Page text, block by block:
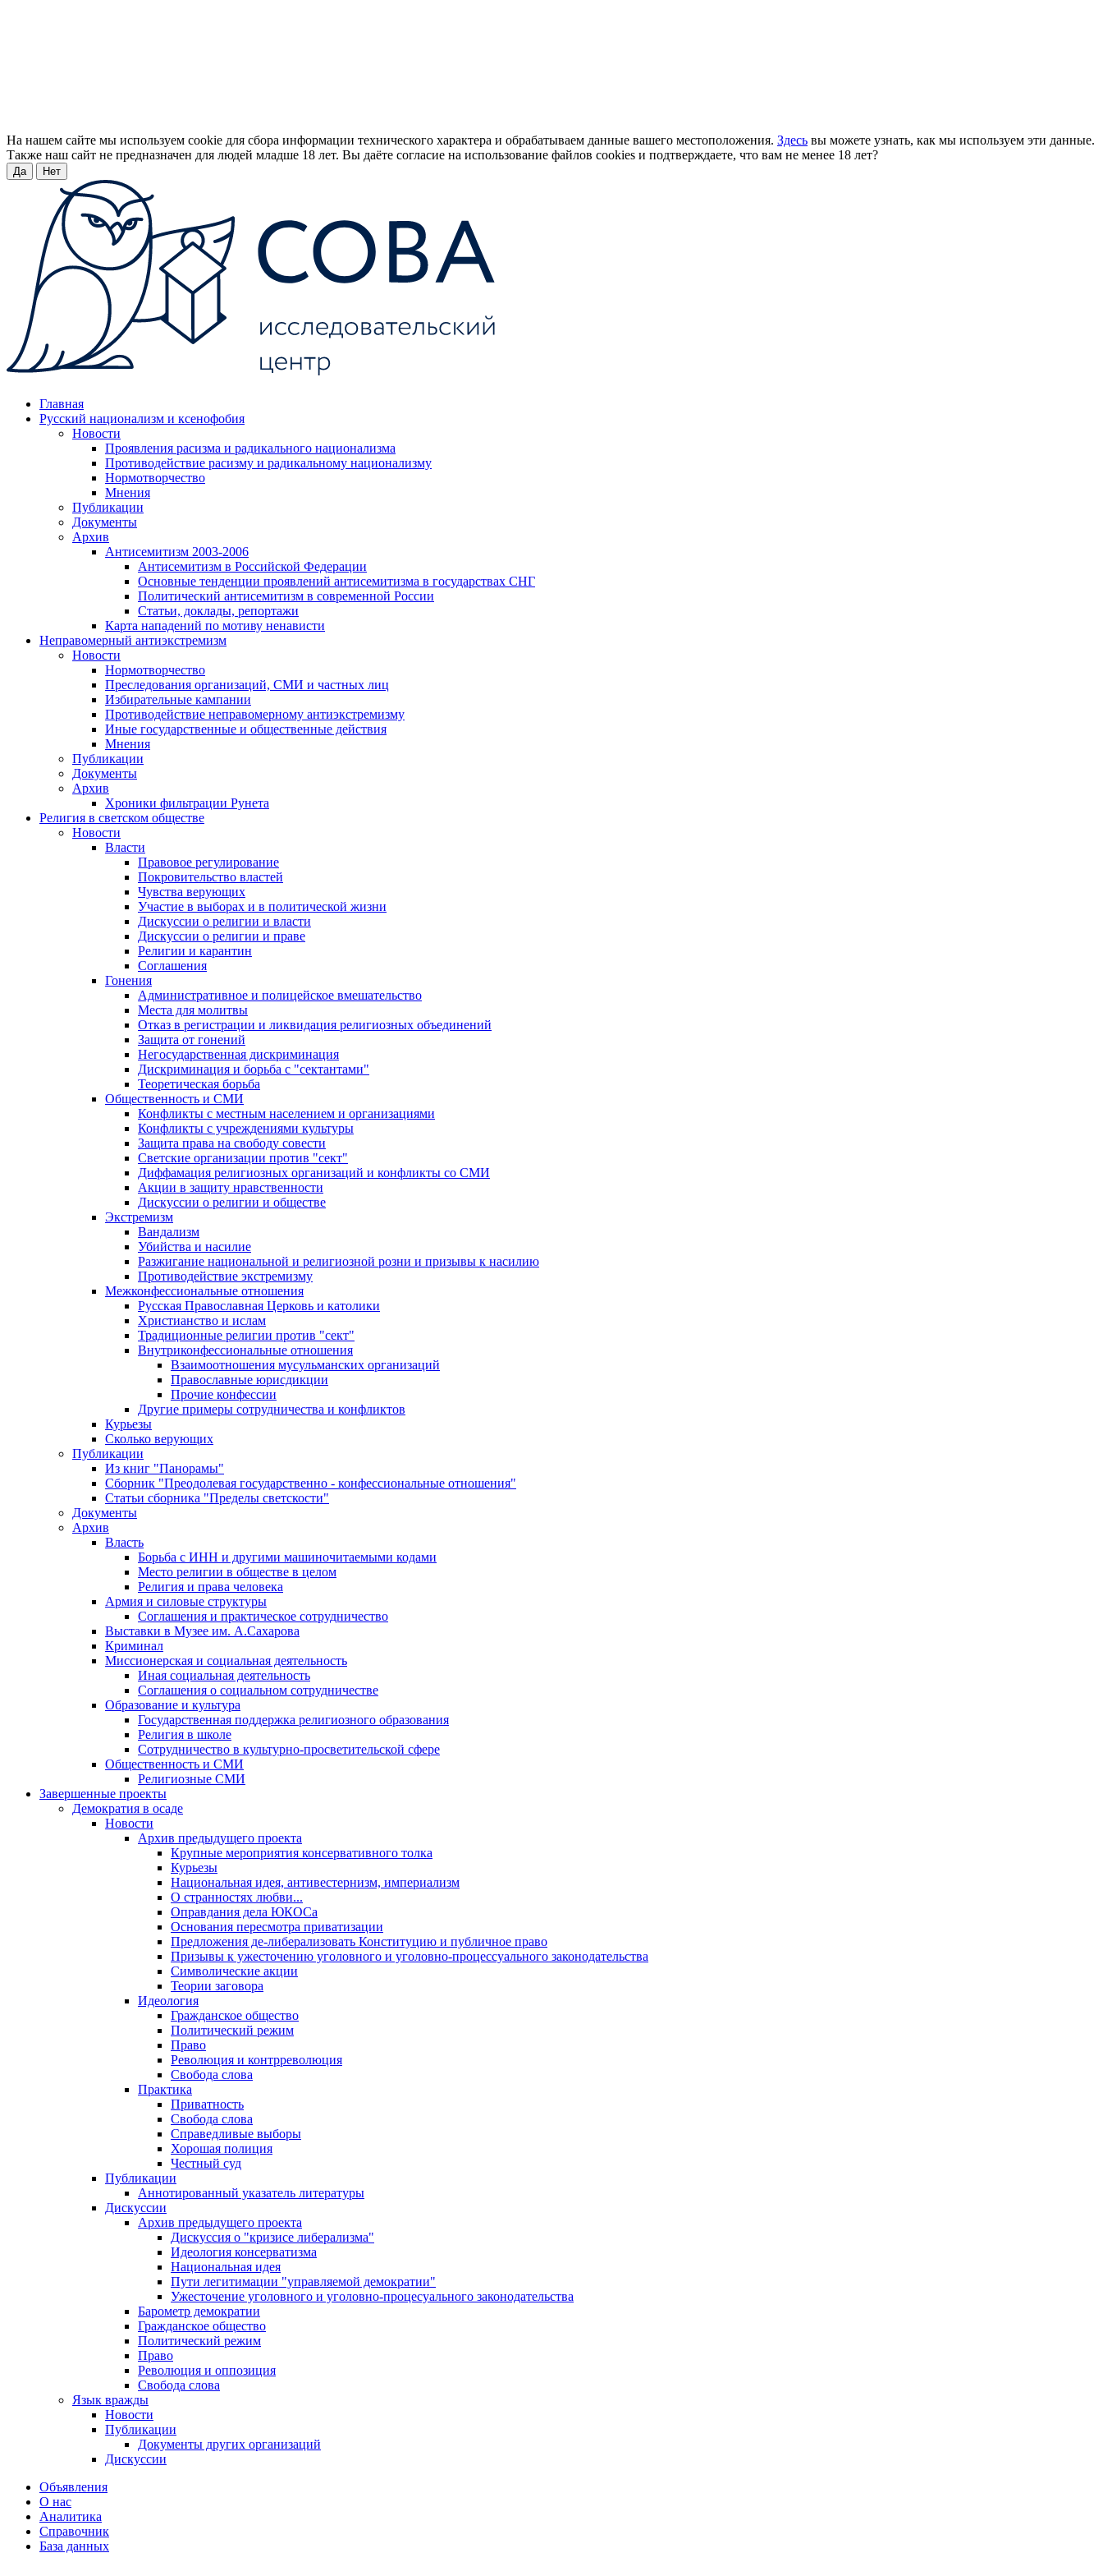
На нашем сайте мы используем cookie для сбора информации технического характера и обрабатываем данные вашего местоположения. Здесь вы можете узнать, как мы используем эти данные.
Также наш сайт не предназначен для людей младше 18 лет. Вы даёте согласие на использование файлов cookies и подтверждаете, что вам не менее 18 лет?
Да Нет
Главная
Русский национализм и ксенофобия
Новости
Проявления расизма и радикального национализма
Противодействие расизму и радикальному национализму
Нормотворчество
Мнения
Публикации
Документы
Архив
Антисемитизм 2003-2006
Антисемитизм в Российской Федерации
Основные тенденции проявлений антисемитизма в государствах СНГ
Политический антисемитизм в современной России
Статьи, доклады, репортажи
Карта нападений по мотиву ненависти
Неправомерный антиэкстремизм
Новости
Нормотворчество
Преследования организаций, СМИ и частных лиц
Избирательные кампании
Противодействие неправомерному антиэкстремизму
Иные государственные и общественные действия
Мнения
Публикации
Документы
Архив
Хроники фильтрации Рунета
Религия в светском обществе
Новости
Власти
Правовое регулирование
Покровительство властей
Чувства верующих
Участие в выборах и в политической жизни
Дискуссии о религии и власти
Дискуссии о религии и праве
Религии и карантин
Соглашения
Гонения
Административное и полицейское вмешательство
Места для молитвы
Отказ в регистрации и ликвидация религиозных объединений
Защита от гонений
Негосударственная дискриминация
Дискриминация и борьба с "сектантами"
Теоретическая борьба
Общественность и СМИ
Конфликты с местным населением и организациями
Конфликты с учреждениями культуры
Защита права на свободу совести
Светские организации против "сект"
Диффамация религиозных организаций и конфликты со СМИ
Акции в защиту нравственности
Дискуссии о религии и обществе
Экстремизм
Вандализм
Убийства и насилие
Разжигание национальной и религиозной розни и призывы к насилию
Противодействие экстремизму
Межконфессиональные отношения
Русская Православная Церковь и католики
Христианство и ислам
Традиционные религии против "сект"
Внутриконфессиональные отношения
Взаимоотношения мусульманских организаций
Православные юрисдикции
Прочие конфессии
Другие примеры сотрудничества и конфликтов
Курьезы
Сколько верующих
Публикации
Из книг "Панорамы"
Сборник "Преодолевая государственно - конфессиональные отношения"
Статьи сборника "Пределы светскости"
Документы
Архив
Власть
Борьба с ИНН и другими машиночитаемыми кодами
Место религии в обществе в целом
Религия и права человека
Армия и силовые структуры
Соглашения и практическое сотрудничество
Выставки в Музее им. А.Сахарова
Криминал
Миссионерская и социальная деятельность
Иная социальная деятельность
Соглашения о социальном сотрудничестве
Образование и культура
Государственная поддержка религиозного образования
Религия в школе
Сотрудничество в культурно-просветительской сфере
Общественность и СМИ
Религиозные СМИ
Завершенные проекты
Демократия в осаде
Новости
Архив предыдущего проекта
Крупные мероприятия консервативного толка
Курьезы
Национальная идея, антивестернизм, империализм
О странностях любви...
Оправдания дела ЮКОСа
Основания пересмотра приватизации
Предложения де-либерализовать Конституцию и публичное право
Призывы к ужесточению уголовного и уголовно-процессуального законодательства
Символические акции
Теории заговора
Идеология
Гражданское общество
Политический режим
Право
Революция и контрреволюция
Свобода слова
Практика
Приватность
Свобода слова
Справедливые выборы
Хорошая полиция
Честный суд
Публикации
Аннотированный указатель литературы
Дискуссии
Архив предыдущего проекта
Дискуссия о "кризисе либерализма"
Идеология консерватизма
Национальная идея
Пути легитимации "управляемой демократии"
Ужесточение уголовного и уголовно-процесуального законодательства
Барометр демократии
Гражданское общество
Политический режим
Право
Революция и оппозиция
Свобода слова
Язык вражды
Новости
Публикации
Документы других организаций
Дискуссии
Объявления
О нас
Аналитика
Справочник
База данных